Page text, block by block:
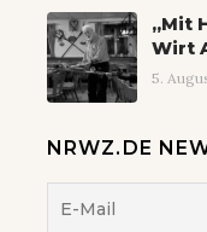
„Mit
Wirt
5.
NRWZ.DE